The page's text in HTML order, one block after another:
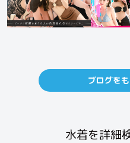
ブログを
水着を詳細